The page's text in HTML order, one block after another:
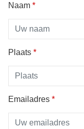
Naam *
Plaats *
Emailadres *